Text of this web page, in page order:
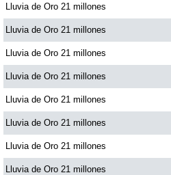
Lluvia de Oro 21 millones
Lluvia de Oro 21 millones
Lluvia de Oro 21 millones
Lluvia de Oro 21 millones
Lluvia de Oro 21 millones
Lluvia de Oro 21 millones
Lluvia de Oro 21 millones
Lluvia de Oro 21 millones